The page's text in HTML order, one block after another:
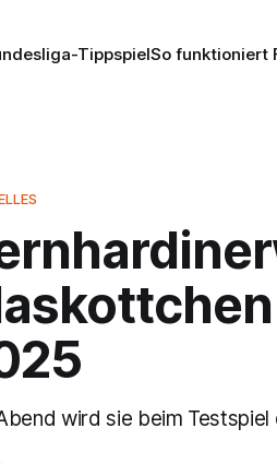
TippspielSo funktioniert
wird sie beim